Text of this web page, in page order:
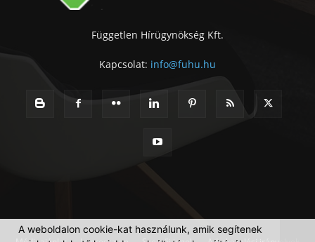
Független Hírügynökség Kft.
Kapcsolat: info@fuhu.hu
A weboldalon cookie-kat használunk, amik segítenek